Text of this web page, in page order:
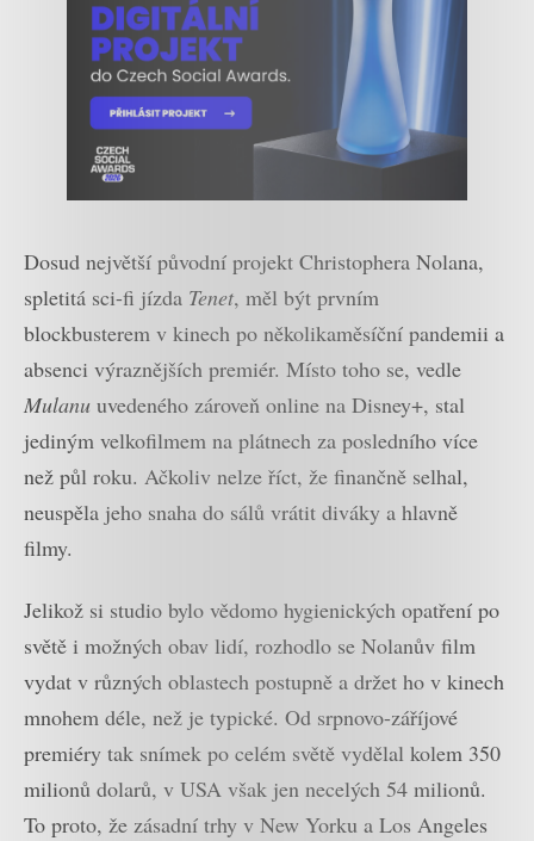
Dosud největší původní projekt Christophera Nolana,
spletitá sci-fi jízda Tenet, měl být prvním
blockbusterem v kinech po několikaměsíční pandemii a
absenci výraznějších premiér. Místo toho se, vedle
Mulanu uvedeného zároveň online na Disney+, stal
jediným velkofilmem na plátnech za posledního více
než půl roku. Ačkoliv nelze říct, že finančně selhal,
neuspěla jeho snaha do sálů vrátit diváky a hlavně
filmy.
Jelikož si studio bylo vědomo hygienických opatření po
světě i možných obav lidí, rozhodlo se Nolanův film
vydat v různých oblastech postupně a držet ho v kinech
mnohem déle, než je typické. Od srpnovo-záříjové
premiéry tak snímek po celém světě vydělal kolem 350
milionů dolarů, v USA však jen necelých 54 milionů.
To proto, že zásadní trhy v New Yorku a Los Angeles